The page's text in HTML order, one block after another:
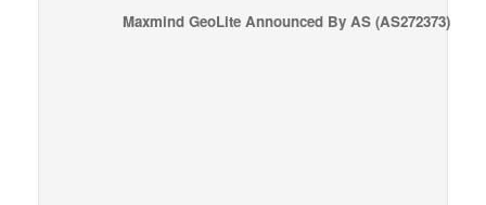
Maxmind GeoLite Announced By AS(AS272373)